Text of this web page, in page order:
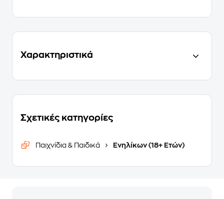
Χαρακτηριστικά
Σχετικές κατηγορίες
Παιχνίδια & Παιδικά Ενηλίκων (18+ Ετών)